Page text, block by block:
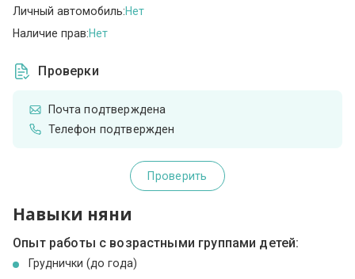
Личный автомобиль:Нет
Наличие прав:Нет
Проверки
Почта подтверждена
Телефон подтвержден
Проверить
Навыки няни
Опыт работы с возрастными группами детей:
Груднички (до года)